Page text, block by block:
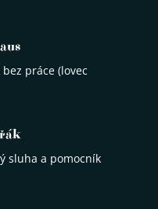
bez práce (lovec
sluha a pomocník